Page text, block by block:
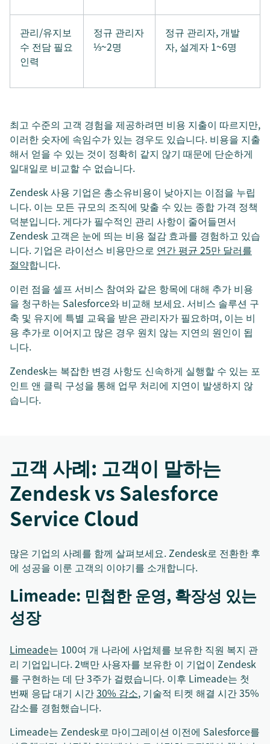
관리/유지보
수 전담 필요
인력
정규 관리자
⅓~2명
정규 관리자, 개발
자, 설계자 1~6명
최고 수준의 고객 경험을 제공하려면 비용 지출이 따르지만,
이러한 숫자에 속임수가 있는 경우도 있습니다. 비용을 지출
해서 얻을 수 있는 것이 정확히 같지 않기 때문에 단순하게
일대일로 비교할 수 없습니다.
Zendesk 사용 기업은 총소유비용이 낮아지는 이점을 누립
니다. 이는 모든 규모의 조직에 맞출 수 있는 종합 가격 정책
덕분입니다. 게다가 필수적인 관리 사항이 줄어들면서
Zendesk 고객은 눈에 띄는 비용 절감 효과를 경험하고 있습
니다. 기업은 라이선스 비용만으로 연간 평균 25만 달러를
절약합니다.
이런 점을 셀프 서비스 참여와 같은 항목에 대해 추가 비용
을 청구하는 Salesforce와 비교해 보세요. 서비스 솔루션 구
축 및 유지에 특별 교육을 받은 관리자가 필요하며, 이는 비
용 추가로 이어지고 많은 경우 원치 않는 지연의 원인이 됩
니다.
Zendesk는 복잡한 변경 사항도 신속하게 실행할 수 있는 포
인트 앤 클릭 구성을 통해 업무 처리에 지연이 발생하지 않
습니다.
고객 사례: 고객이 말하는
Zendesk vs Salesforce
Service Cloud
많은 기업의 사례를 함께 살펴보세요. Zendesk로 전환한 후
에 성공을 이룬 고객의 이야기를 소개합니다.
Limeade: 민첩한 운영, 확장성 있는
성장
Limeade는 100여 개 나라에 사업체를 보유한 직원 복지 관
리 기업입니다. 2백만 사용자를 보유한 이 기업이 Zendesk
를 구현하는 데 단 3주가 걸렸습니다. 이후 Limeade는 첫
번째 응답 대기 시간30% 감소, 기술적 티켓 해결 시간 35%
감소를 경험했습니다.
Limeade는 Zendesk로 마이그레이션 이전에 Salesforce를